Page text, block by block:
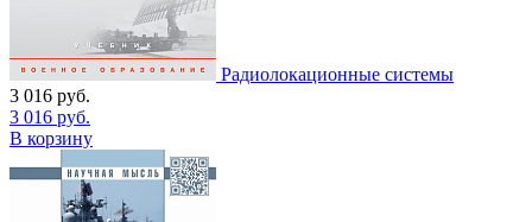
Радиолокационные системы
3 016 руб.
3 016 руб.
В корзину